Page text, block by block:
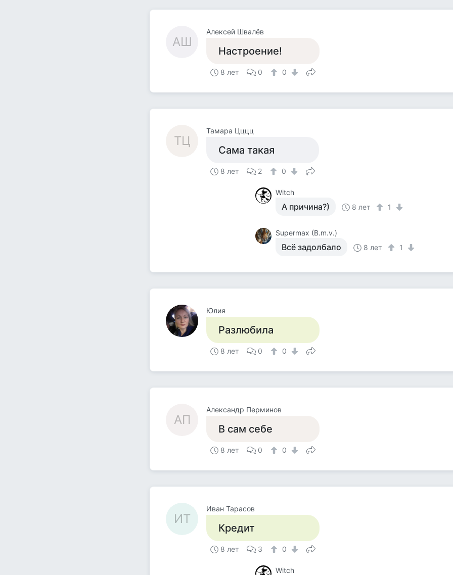
АШ
Алексей Швалёв
Настроение!
8 лет 0 0
ТЦ
Тамара Цццц
Сама такая
8 лет 2 0
Witch
А причина?) 8 лет 1
Supermax (B.m.v.)
Всё задолбало 8 лет 1
Юлия
Разлюбила
8 лет 0 0
АП
Александр Перминов
В сам себе
8 лет 0 0
ИТ
Иван Тарасов
Кредит
8 лет 3 0
Witch